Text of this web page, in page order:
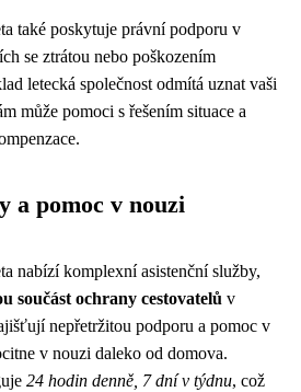
také poskytuje právní podporu v
se ztrátou nebo poškozením
letecká společnost odmítá uznat vaši
může pomoci s řešením situace a
a pomoc v nouzi
nabízí komplexní asistenční služby,
součást ochrany cestovatelů v
nepřetržitou podporu a pomoc v
v nouzi daleko od domova.
24 hodin denně, 7 dní v týdnu, což